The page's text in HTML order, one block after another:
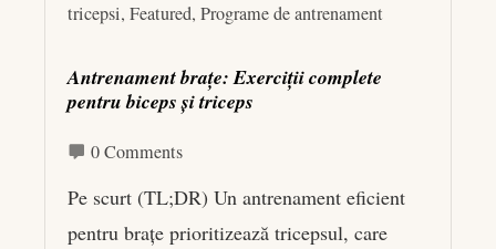
tricepsi, Featured, Programe de antrenament
Antrenament brațe: Exerciții complete
pentru biceps și triceps
0 Comments
Pe scurt (TL;DR) Un antrenament eficient
pentru brațe prioritizează tricepsul, care